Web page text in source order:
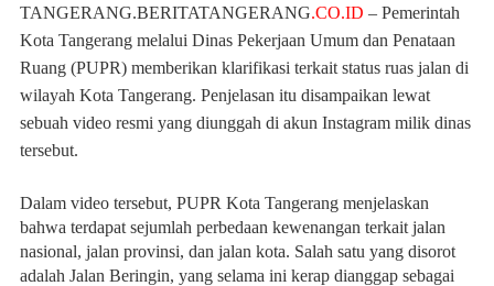
TANGERANG.BERITATANGERANG.CO.ID – Pemerintah
Kota Tangerang melalui Dinas Pekerjaan Umum dan Penataan
Ruang (PUPR) memberikan klarifikasi terkait status ruas jalan di
wilayah Kota Tangerang. Penjelasan itu disampaikan lewat
sebuah video resmi yang diunggah di akun Instagram milik dinas
tersebut.
Dalam video tersebut, PUPR Kota Tangerang menjelaskan
bahwa terdapat sejumlah perbedaan kewenangan terkait jalan
nasional, jalan provinsi, dan jalan kota. Salah satu yang disorot
adalah Jalan Beringin, yang selama ini kerap dianggap sebagai